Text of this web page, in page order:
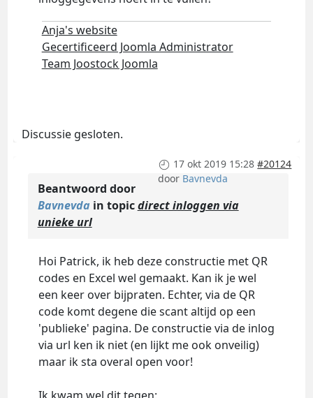
Anja's website
Gecertificeerd Joomla Administrator
Team Joostock Joomla
Discussie gesloten.
17 okt 2019 15:28 #20124
door Bavnevda
Beantwoord door
Bavnevda in topicdirect inloggen via
unieke url
Hoi Patrick, ik heb deze constructie met QR
codes en Excel wel gemaakt. Kan ik je wel
een keer over bijpraten. Echter, via de QR
code komt degene die scant altijd op een
'publieke' pagina. De constructie via de inlog
via url ken ik niet (en lijkt me ook onveilig)
maar ik sta overal open voor!